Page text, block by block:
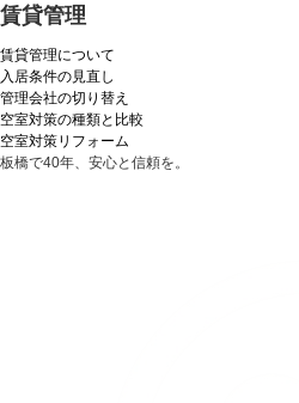
賃貸管理
賃貸管理について
入居条件の見直し
管理会社の切り替え
空室対策の種類と比較
空室対策リフォーム
板橋で40年、安心と信頼を。